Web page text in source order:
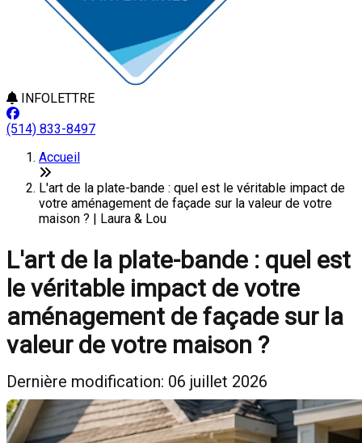
INFOLETTRE
(514) 833-8497
Accueil
L'art de la plate-bande : quel est le véritable impact de
votre aménagement de façade sur la valeur de votre
maison ? | Laura & Lou
L'art de la plate-bande : quel est
le véritable impact de votre
aménagement de façade sur la
valeur de votre maison ?
Dernière modification: 06 juillet 2026